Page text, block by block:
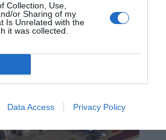
Collection, Use,
or Sharing of my
Is Unrelated with the
it was collected.
Data Access Privacy Policy